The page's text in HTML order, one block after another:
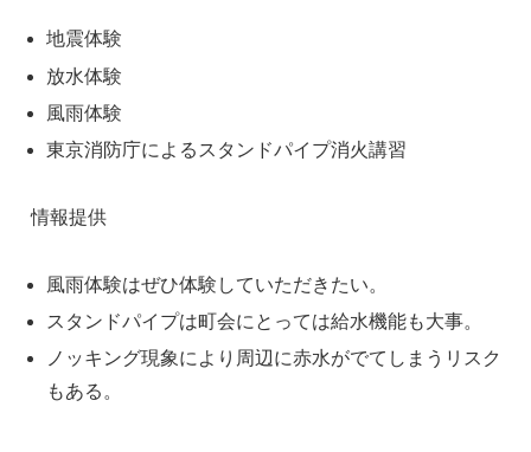
地震体験
放水体験
風雨体験
東京消防庁によるスタンドパイプ消火講習
情報提供
風雨体験はぜひ体験していただきたい。
スタンドパイプは町会にとっては給水機能も大事。
ノッキング現象により周辺に赤水がでてしまうリスク
もある。